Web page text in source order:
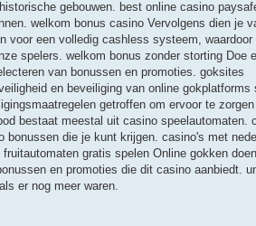
gebouwen. best online casino
welkom bonus casino Vervolgens dien je
voor een volledig cashless systeem, waardoor
spelers. welkom bonus zonder storting Doe
van bonussen en promoties. goksites
en beveiliging van online gokplatforms
getroffen om ervoor te
bestaat meestal uit casino speelautomaten.
die je kunt krijgen. casino's met
gratis spelen Online gokken
en promoties die dit casino aanbiedt.
er nog meer waren.